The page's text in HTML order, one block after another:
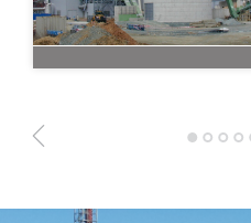
1 2 3 4